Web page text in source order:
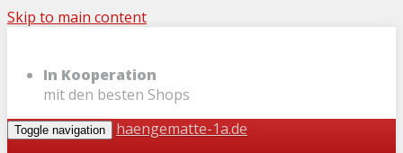
Skip to main content
In Kooperation
mit den besten Shops
Toggle navigation
haengematte-1a.de